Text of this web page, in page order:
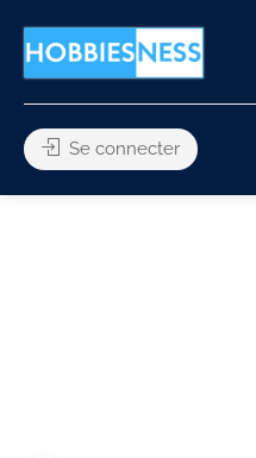
Se connecter